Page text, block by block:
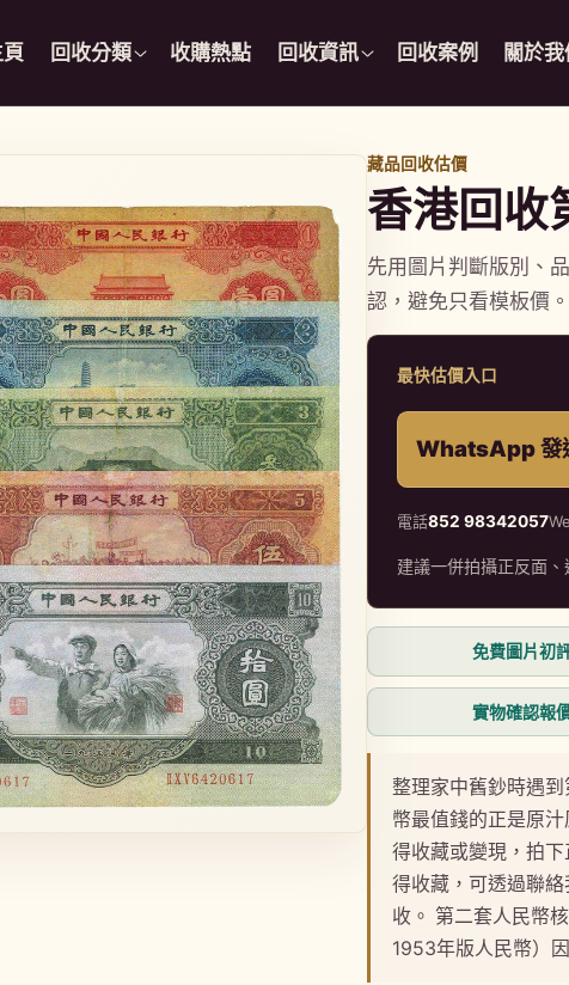
回收分類 收購熱點 回收資訊 回收案例 關於我
藏品回收估價
香港回收
先用圖片判斷版別、
認，避免只看模板價。
最快估價入口
WhatsApp 發
電話852 98342057
建議一併拍攝正反面
免費圖片初
實物確認報
整理家中舊鈔時遇
幣最值錢的正是原
得收藏或變現，拍
得收藏，可透過聯
收。 第二套人民幣
1953年版人民幣）